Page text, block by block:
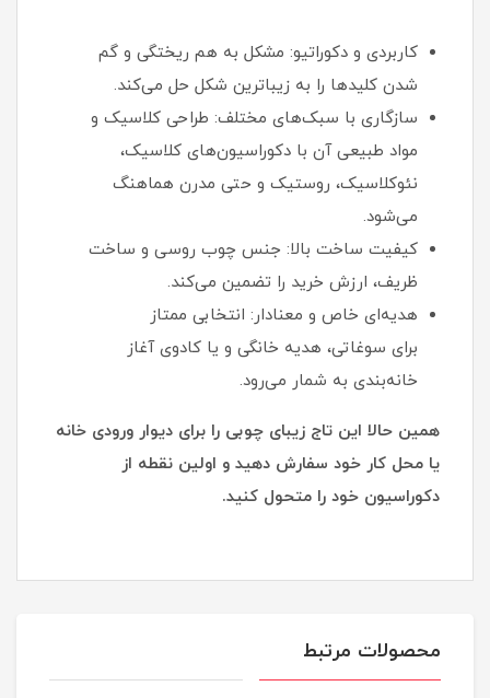
کاربردی و دکوراتیو: مشکل به هم ریختگی و گم
شدن کلیدها را به زیباترین شکل حل می‌کند.
سازگاری با سبک‌های مختلف: طراحی کلاسیک و
مواد طبیعی آن با دکوراسیون‌های کلاسیک،
نئوکلاسیک، روستیک و حتی مدرن هماهنگ
می‌شود.
کیفیت ساخت بالا: جنس چوب روسی و ساخت
ظریف، ارزش خرید را تضمین می‌کند.
هدیه‌ای خاص و معنادار: انتخابی ممتاز
برای سوغاتی، هدیه خانگی و یا کادوی آغاز
خانه‌بندی به شمار می‌رود.
همین حالا این تاج زیبای چوبی را برای دیوار ورودی خانه
یا محل کار خود سفارش دهید و اولین نقطه از
دکوراسیون خود را متحول کنید.
محصولات مرتبط